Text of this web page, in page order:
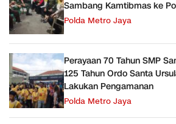
Sambang Kamtibmas ke
Polda Metro Jaya
Perayaan 70 Tahun SMP
125 Tahun Ordo Santa
Lakukan Pengamanan
Polda Metro Jaya